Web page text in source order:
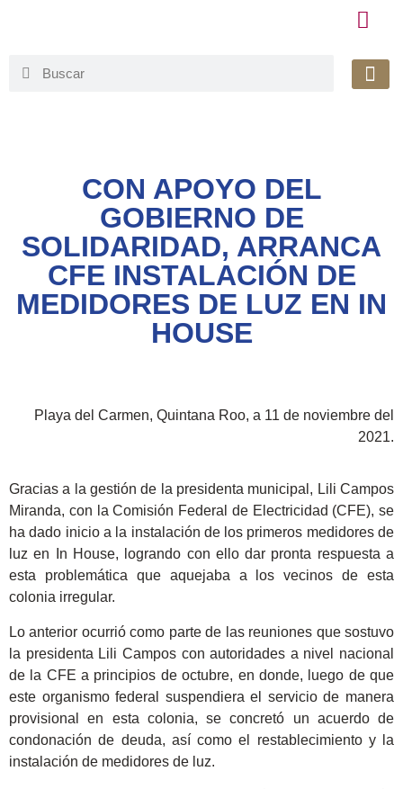
CON APOYO DEL
GOBIERNO DE
SOLIDARIDAD, ARRANCA
CFE INSTALACIÓN DE
MEDIDORES DE LUZ EN IN
HOUSE
Playa del Carmen, Quintana Roo, a 11 de noviembre del
2021.
Gracias a la gestión de la presidenta municipal, Lili Campos
Miranda, con la Comisión Federal de Electricidad (CFE), se
ha dado inicio a la instalación de los primeros medidores de
luz en In House, logrando con ello dar pronta respuesta a
esta problemática que aquejaba a los vecinos de esta
colonia irregular.
Lo anterior ocurrió como parte de las reuniones que sostuvo
la presidenta Lili Campos con autoridades a nivel nacional
de la CFE a principios de octubre, en donde, luego de que
este organismo federal suspendiera el servicio de manera
provisional en esta colonia, se concretó un acuerdo de
condonación de deuda, así como el restablecimiento y la
instalación de medidores de luz.